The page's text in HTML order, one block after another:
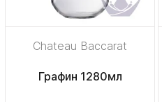
Chateau Baccarat
Графин 1280мл